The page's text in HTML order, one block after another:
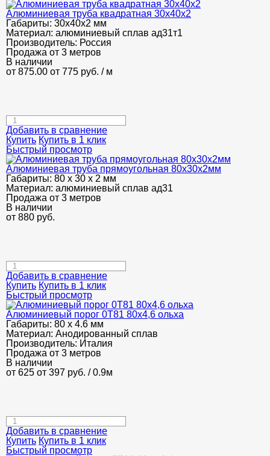
Алюминиевая труба квадратная 30х40х2
Габариты: 30х40х2 мм
Материал: алюминиевый сплав ад31т1
Производитель: Россия
Продажа от 3 метров
В наличии
от 875.00 от 775 руб. / м
Добавить в сравнение
Купить Купить в 1 клик
Быстрый просмотр
Алюминиевая труба прямоугольная 80х30х2мм
Габариты: 80 х 30 х 2 мм
Материал: алюминиевый сплав ад31
Продажа от 3 метров
В наличии
от 880 руб.
Добавить в сравнение
Купить Купить в 1 клик
Быстрый просмотр
Алюминиевый порог 0Т81 80х4,6 ольха
Габариты: 80 х 4.6 мм
Материал: Анодированный сплав
Производитель: Италия
Продажа от 3 метров
В наличии
от 625 от 397 руб. / 0.9м
Добавить в сравнение
Купить Купить в 1 клик
Быстрый просмотр